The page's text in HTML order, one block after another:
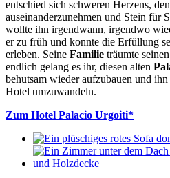
entschied sich schweren Herzens,
auseinanderzunehmen und Stein für
wollte ihn irgendwann, irgendwo
er zu früh und konnte die Erfüllung
erleben. Seine Familie träumte
endlich gelang es ihr, diesen alten
behutsam wieder aufzubauen und
Hotel umzuwandeln.
Zum Hotel Palacio Urgoiti*